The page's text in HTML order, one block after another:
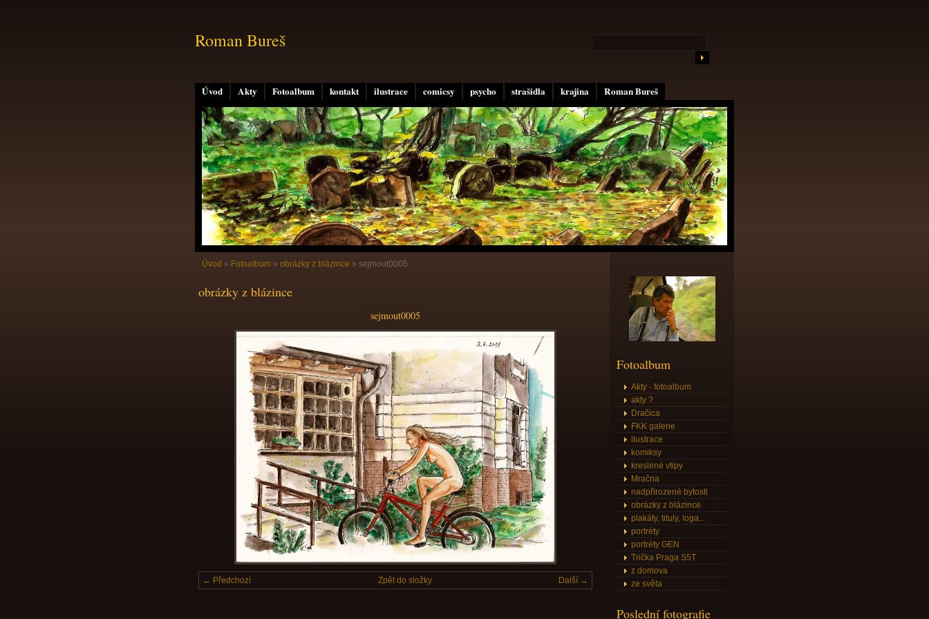
Úvod Akty Fotoalbum kontakt ilustrace comicsy psycho strašidla krajina Roman Bureš
Roman Bureš
Úvod » Fotoalbum » obrázky z blázince » sejmout0005
obrázky z blázince
sejmout0005
← Předchozí Další →
Zpět do složky
Fotoalbum
Akty - fotoalbum
akty ?
Dračica
FKK galerie
ilustrace
komiksy
kreslené vtipy
Mračna
nadpřirozené bytosti
obrázky z blázince
plakáty, tituly, loga...
portréty
portréty GEN
Trička Praga S5T
z domova
ze světa
Poslední fotografie